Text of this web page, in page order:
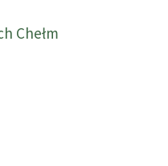
Chełm